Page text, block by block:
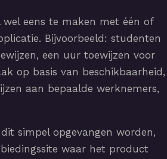
wel eens te maken met één of
Bijvoorbeeld: studenten
een uur toewijzen voor
op basis van beschikbaarheid,
aan bepaalde werknemers,
simpel opgevangen worden,
waar het product